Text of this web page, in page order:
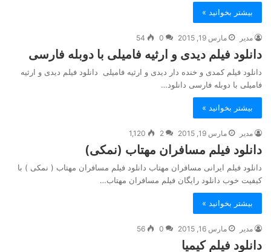
بیشتر بخوانید »
مدیر مارس 19, 2015 0
54
دانلود فیلم دیدی و ارثیه فامیلی با دوبله فارسی
دانلود فیلم کمدی و خنده دار دیدی و ارثیه فامیلی دانلود فیلم دیدی و ارثیه
فامیلی با دوبله فارسی دانلود…
بیشتر بخوانید »
مدیر مارس 19, 2015 2
1,120
دانلود فیلم مسافران مهتاب (نمکی)
دانلود فیلم ایرانی مسافران مهتاب دانلود فیلم مسافران مهتاب ( نمکی ) با
کیفیت خوب دانلود رایگان فیلم مسافران مهتاب…
بیشتر بخوانید »
مدیر مارس 16, 2015 0
56
دانلود فیلم کیمیا